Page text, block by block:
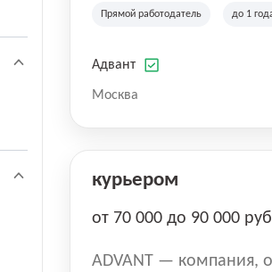
юридических лиц и
Прямой работодатель до 1
Адвант
Москва
курьером
от 70 000 до 90 000
ADVANT — компания,